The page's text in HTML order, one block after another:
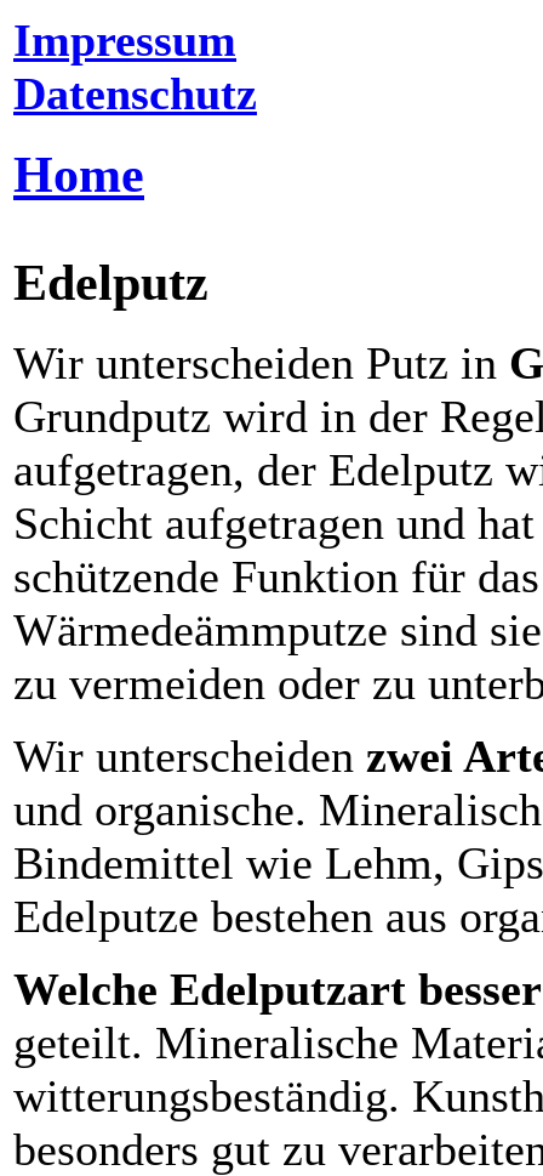
Impressum
Datenschutz
Home
Edelputz
Wir unterscheiden Putz in
Grundputz wird in der
aufgetragen, der Edelputz
Schicht aufgetragen und
schützende Funktion für
Wärmedeämmputze sind
zu vermeiden oder zu
Wir unterscheiden zwei
und organische.
Bindemittel wie Lehm,
Edelputze bestehen aus
Welche Edelputzart
geteilt. Mineralische
witterungsbeständig.
besonders gut zu